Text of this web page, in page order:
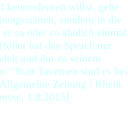
kennenlernen willst, gehe
sondern in die
so oder so ähnlich einmal
hat den Spruch nur
und ihn zu seinem
"Statt Tavernen sind es bei
Zeitung / Rhein
1.8.2015]